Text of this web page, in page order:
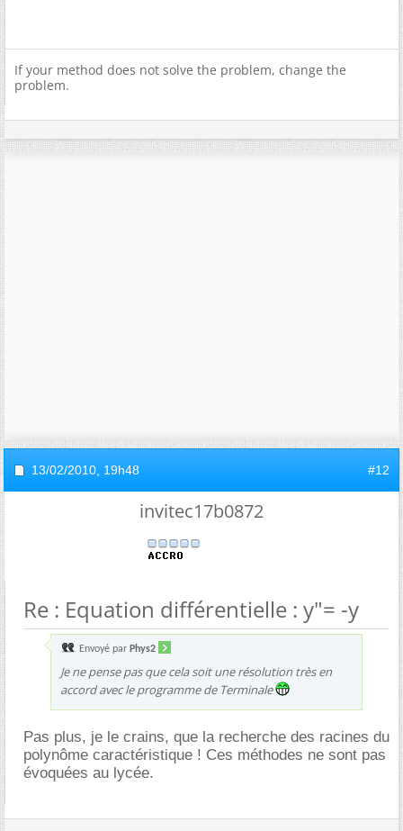
If your method does not solve the problem, change the
problem.
13/02/2010, 19h48 #12
invitec17b0872
Re : Equation différentielle : y"= -y
Envoyé par Phys2
Je ne pense pas que cela soit une résolution très en
accord avec le programme de Terminale
Pas plus, je le crains, que la recherche des racines du
polynôme caractéristique ! Ces méthodes ne sont pas
évoquées au lycée.